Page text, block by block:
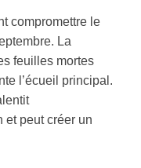
compromettre le
La
feuilles mortes
l’écueil principal.
et peut créer un